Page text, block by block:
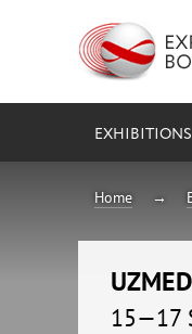
EXHIBITIONS
Home
15—17